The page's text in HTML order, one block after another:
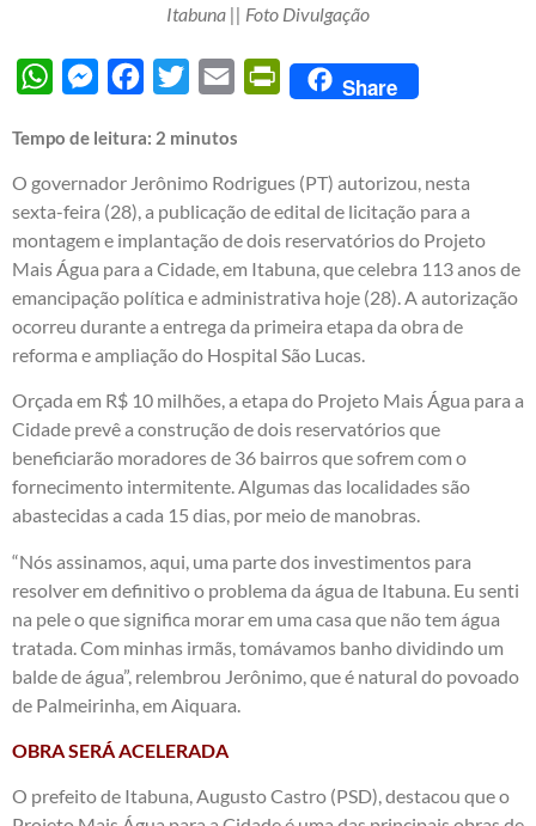
Itabuna || Foto Divulgação
WhatsAppMessengerFacebook
Twitter Email PrintFriendly
Share
Tempo de leitura: 2 minutos
O governador Jerônimo Rodrigues (PT) autorizou, nesta
sexta-feira (28), a publicação de edital de licitação para a
montagem e implantação de dois reservatórios do Projeto
Mais Água para a Cidade, em Itabuna, que celebra 113 anos de
emancipação política e administrativa hoje (28). A autorização
ocorreu durante a entrega da primeira etapa da obra de
reforma e ampliação do Hospital São Lucas.
Orçada em R$ 10 milhões, a etapa do Projeto Mais Água para a
Cidade prevê a construção de dois reservatórios que
beneficiarão moradores de 36 bairros que sofrem com o
fornecimento intermitente. Algumas das localidades são
abastecidas a cada 15 dias, por meio de manobras.
“Nós assinamos, aqui, uma parte dos investimentos para
resolver em definitivo o problema da água de Itabuna. Eu senti
na pele o que significa morar em uma casa que não tem água
tratada. Com minhas irmãs, tomávamos banho dividindo um
balde de água”, relembrou Jerônimo, que é natural do povoado
de Palmeirinha, em Aiquara.
OBRA SERÁ ACELERADA
O prefeito de Itabuna, Augusto Castro (PSD), destacou que o